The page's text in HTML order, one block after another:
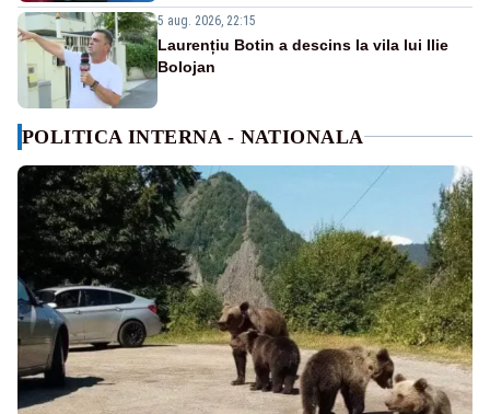
5 aug. 2026, 22:15
Laurențiu Botin a descins la vila lui Ilie
Bolojan
POLITICA INTERNA - NATIONALA